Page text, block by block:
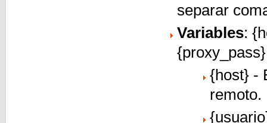
separar
Variables:
{proxy_pass}
{host} -
remoto.